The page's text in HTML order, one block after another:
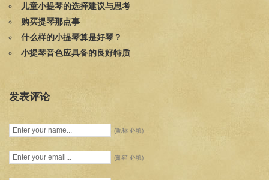
儿童小提琴的选择建议与思考
购买提琴那点事
什么样的小提琴算是好琴？
小提琴音色应具备的良好特质
发表评论
(昵称-必填)
(邮箱-必填)